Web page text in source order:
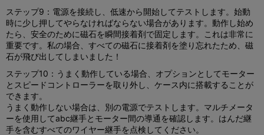
ステップ9：電源を接続し、低速から開始してテストします。始動
時に少し押してやらなければならない場合があります。動作し始め
たら、安全のために磁石を瞬間接着剤で固定します。これは非常に
重要です。私の場合、すべての磁石に接着剤を塗り忘れたため、磁
石が飛び出してしまいました！
ステップ10：うまく動作している場合、オプションとしてモーター
とスピードコントローラーを取り外し、ケース内に搭載することが
できます。
うまく動作しない場合は、別の電源でテストします。マルチメータ
ーを使用してabc継手とモーター間の導通を確認します。はんだ継
手を含むすべてのワイヤー継手を点検してください。